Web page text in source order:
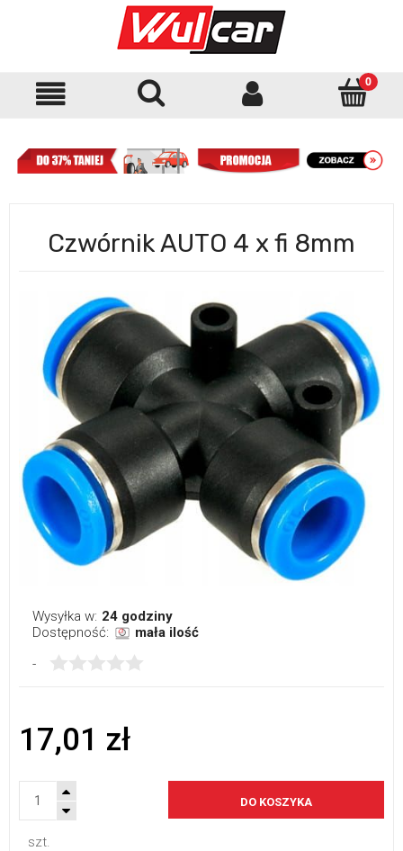
Czwórnik AUTO 4 x fi 8mm
Wysyłka w: 24 godziny
Dostępność:
mała ilość
-
17,01 zł
szt.
DO KOSZYKA